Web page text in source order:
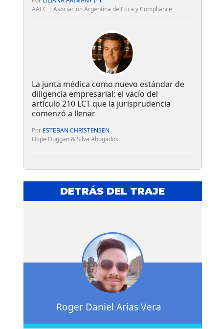
AAEC | Asociación Argentina de Ética y Compliance
La junta médica como nuevo estándar de
diligencia empresarial: el vacío del
artículo 210 LCT que la jurisprudencia
comenzó a llenar
Por ESTEBAN CHRISTENSEN
Hope Duggan & Silva Abogados
DETRÁS DEL TRAJE
Roger Daniel Arias Vera